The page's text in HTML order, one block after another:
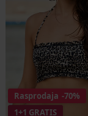
Rasprodaja -70%
1+1 GRATIS